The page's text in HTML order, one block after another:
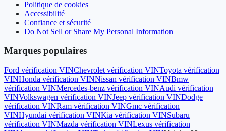
Politique de cookies
Accessibilité
Confiance et sécurité
Do Not Sell or Share My Personal Information
Marques populaires
Ford vérification VINChevrolet vérification VINToyota vérification
VINHonda vérification VINNissan vérification VINBmw
vérification VINMercedes-benz vérification VINAudi vérification
VINVolkswagen vérification VINJeep vérification VINDodge
vérification VINRam vérification VINGmc vérification
VINHyundai vérification VINKia vérification VINSubaru
vérification VINMazda vérification VINLexus vérification